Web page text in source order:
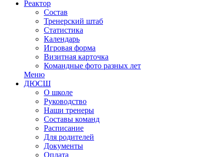
Реактор
Состав
Тренерский штаб
Статистика
Календарь
Игровая форма
Визитная карточка
Командные фото разных лет
Меню
ДЮСШ
О школе
Руководство
Наши тренеры
Составы команд
Расписание
Для родителей
Документы
Оплата